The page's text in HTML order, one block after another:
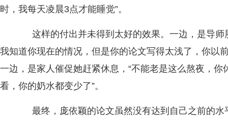
时，我每天凌晨3点才能睡觉”。
这样的付出并未得到太好的效果。一边，是导师
我知道你现在的情况，但是你的论文写得太浅了，你以
一边，是家人催促她赶紧休息，“不能老是这么熬夜，你
看，你的奶水都变少了”。
最终，庞依颖的论文虽然没有达到自己之前的水